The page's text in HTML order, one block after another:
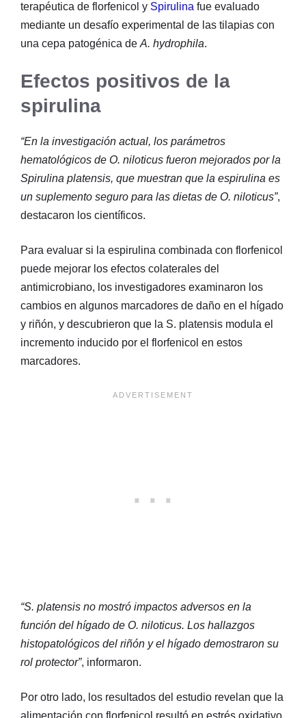
terapéutica de florfenicol y Spirulina fue evaluado
mediante un desafío experimental de las tilapias con
una cepa patogénica deA. hydrophila.
Efectos positivos de la
spirulina
“En la investigación actual, los parámetros
hematológicos de O. niloticus fueron mejorados por la
Spirulina platensis, que muestran que la espirulina es
un suplemento seguro para las dietas de O. niloticus”,
destacaron los científicos.
Para evaluar si la espirulina combinada con florfenicol
puede mejorar los efectos colaterales del
antimicrobiano, los investigadores examinaron los
cambios en algunos marcadores de daño en el hígado
y riñón, y descubrieron que la S. platensis modula el
incremento inducido por el florfenicol en estos
marcadores.
“S. platensis no mostró impactos adversos en la
función del hígado de O. niloticus. Los hallazgos
histopatológicos del riñón y el hígado demostraron su
rol protector”, informaron.
Por otro lado, los resultados del estudio revelan que la